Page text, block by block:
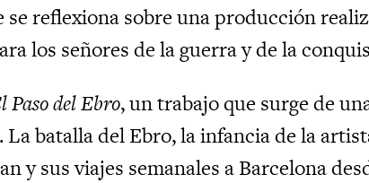
se reflexiona sobre una producción
los señores de la guerra y de la
Paso del Ebro, un trabajo que surge de
La batalla del Ebro, la infancia de la
y sus viajes semanales a Barcelona